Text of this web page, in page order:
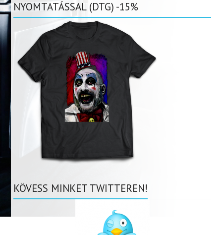
NYOMTATÁSSAL (DTG) -15%
KÖVESS MINKET TWITTEREN!